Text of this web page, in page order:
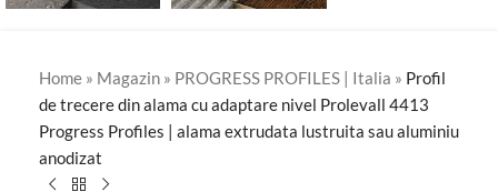
Home » Magazin » PROGRESS PROFILES | Italia » Profil
de trecere din alama cu adaptare nivel Prolevall 4413
Progress Profiles | alama extrudata lustruita sau aluminiu
anodizat